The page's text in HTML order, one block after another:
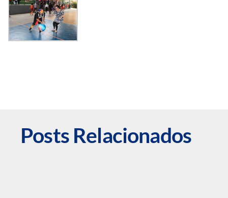
Posts Relacionados